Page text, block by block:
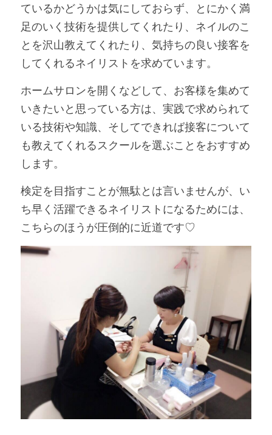
ているかどうかは気にしておらず、とにかく満
足のいく技術を提供してくれたり、ネイルのこ
とを沢山教えてくれたり、気持ちの良い接客を
してくれるネイリストを求めています。
ホームサロンを開くなどして、お客様を集めて
いきたいと思っている方は、実践で求められて
いる技術や知識、そしてできれば接客について
も教えてくれるスクールを選ぶことをおすすめ
します。
検定を目指すことが無駄とは言いませんが、い
ち早く活躍できるネイリストになるためには、
こちらのほうが圧倒的に近道です♡